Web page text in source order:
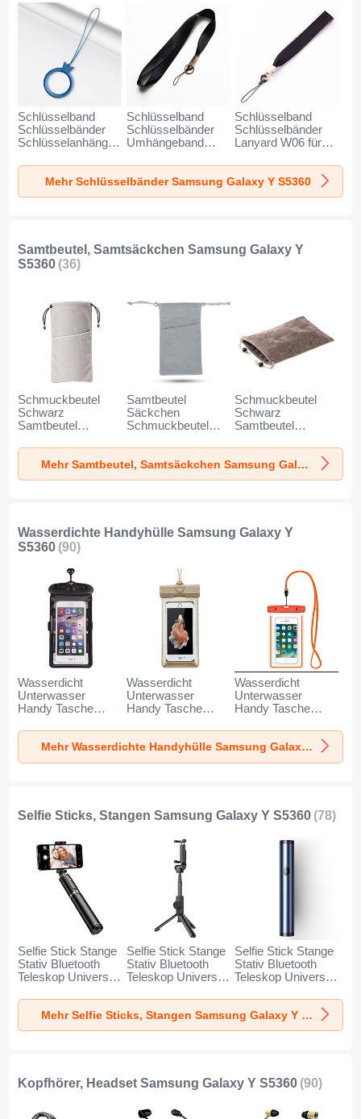
Schlüsselband
Schlüsselbänder
Schlüsselanhänger
für Samsung
Galaxy Y S5360
Blau
Schlüsselband
Schlüsselbänder
Umhängeband
Samsung Galaxy Y
S5360 Schwarz
Schlüsselband
Schlüsselbänder
Lanyard W06 für
S5360 Schwarz
Mehr Schlüsselbänder Samsung Galaxy Y S5360
Samtbeutel, Samtsäckchen Samsung Galaxy Y
S5360 (36)
Schmuckbeutel
Schwarz
Samtbeutel
Universal K02 für
Samsung Galaxy Y
S5360 Grau
Samtbeutel
Säckchen
Schmuckbeutel
für Samsung
Galaxy Y S5360
Grau
Schmuckbeutel
Schwarz
Samtbeutel
Universal S05 für
Samsung Galaxy Y
S5360 Braun
Mehr Samtbeutel, Samtsäckchen Samsung Galaxy Y S5360
Wasserdichte Handyhülle Samsung Galaxy Y
S5360 (90)
Wasserdicht
Unterwasser
Handy Tasche
Samsung Galaxy Y
S5360 Schwarz
Wasserdicht
Unterwasser
Handy Tasche
Samsung Galaxy Y
S5360 Gold
Wasserdicht
Unterwasser
Handy Tasche
Samsung Galaxy Y
S5360 Orange
Mehr Wasserdichte Handyhülle Samsung Galaxy Y S5360
Selfie Sticks, Stangen Samsung Galaxy Y S5360 (78)
Selfie Stick Stange
Stativ Bluetooth
Teleskop Universal
Galaxy Y S5360
Gold und Schwarz
Selfie Stick Stange
Stativ Bluetooth
Teleskop Universal
Galaxy Y S5360
Schwarz
Selfie Stick Stange
Stativ Bluetooth
Teleskop Universal
Galaxy Y S5360
Blau
Mehr Selfie Sticks, Stangen Samsung Galaxy Y S5360
Kopfhörer, Headset Samsung Galaxy Y S5360 (90)